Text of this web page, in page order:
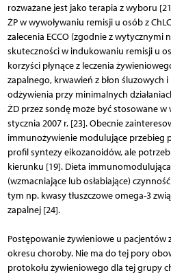
rozważane jest jako terapia z wyboru
ŻP w wywoływaniu remisji u osób z
zalecenia ECCO (zgodnie z
skuteczności w indukowaniu remisji u
korzyści płynące z leczenia
zapalnego, krwawień z błon śluzowych
odżywienia przy minimalnych
ŻD przez sondę może być stosowane
stycznia 2007 r. [23]. Obecnie
immunożywienie modulujące przebieg
profil syntezy eikozanoidów, ale
kierunku [19]. Dieta
(wzmacniające lub osłabiające)
tym np. kwasy tłuszczowe omega-3
zapalnej [24].
Postępowanie żywieniowe u pacjentów
okresu choroby. Nie ma do tej pory
protokołu żywieniowego dla tej grupy